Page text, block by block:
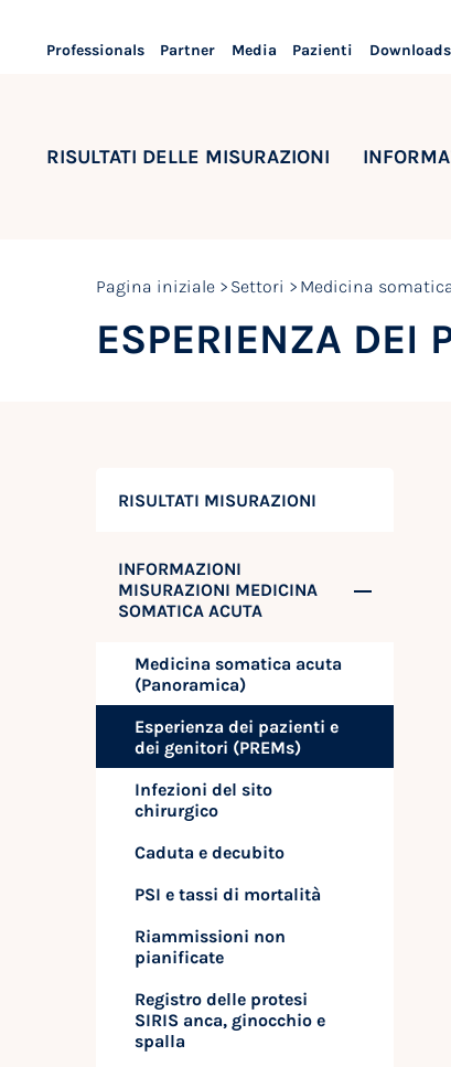
Professionals Partner Media Pazienti Downloads
RISULTATI DELLE MISURAZIONI
Pagina iniziale Settori Medicina
ESPERIENZA DEI
RISULTATI MISURAZIONI
INFORMAZIONI
MISURAZIONI MEDICINA
SOMATICA ACUTA
Medicina somatica acuta
(Panoramica)
Esperienza dei pazienti e
dei genitori (PREMs)
Infezioni del sito
chirurgico
Caduta e decubito
PSI e tassi di mortalità
Riammissioni non
pianificate
Registro delle protesi
SIRIS anca, ginocchio e
spalla